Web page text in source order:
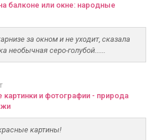
балконе или окне: народные
за окном и не уходит, сказала
необычная серо-голубой......
картинки и фотографии - природа
картины!